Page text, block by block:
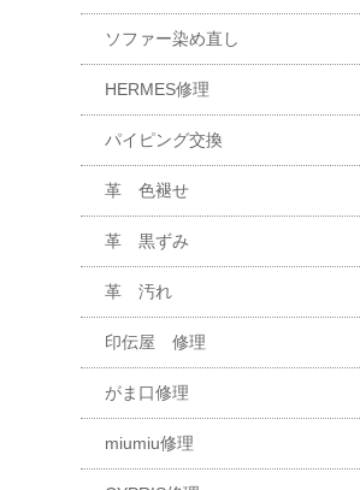
ソファー染め直し
HERMES修理
パイピング交換
革 色褪せ
革 黒ずみ
革 汚れ
印伝屋 修理
がま口修理
miumiu修理